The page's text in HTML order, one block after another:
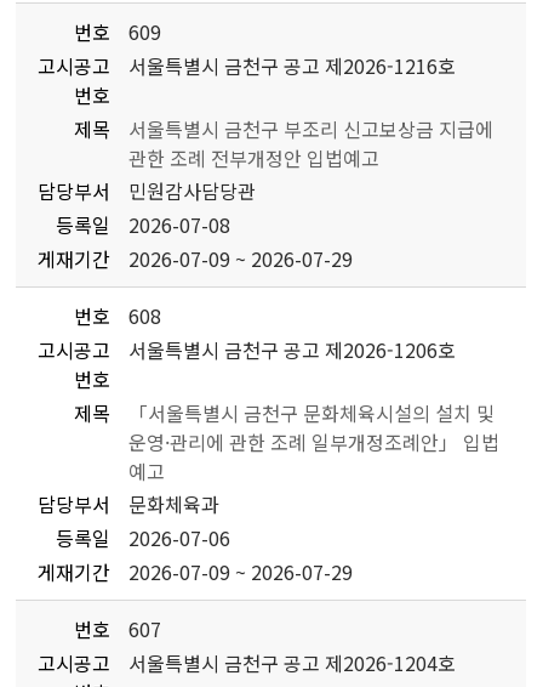
번호
609
고시공고
번호
서울특별시 금천구 공고 제2026-1216호
제목
서울특별시 금천구 부조리 신고보상금 지급에
관한 조례 전부개정안 입법예고
담당부서
민원감사담당관
등록일
2026-07-08
게재기간
2026-07-09 ~ 2026-07-29
번호
608
고시공고
번호
서울특별시 금천구 공고 제2026-1206호
제목
「서울특별시 금천구 문화체육시설의 설치 및
운영·관리에 관한 조례 일부개정조례안」 입법
예고
담당부서
문화체육과
등록일
2026-07-06
게재기간
2026-07-09 ~ 2026-07-29
번호
607
고시공고
서울특별시 금천구 공고 제2026-1204호